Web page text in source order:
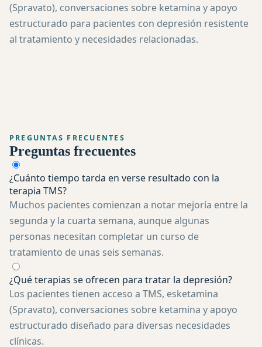
(Spravato), conversaciones sobre ketamina y apoyo
estructurado para pacientes con depresión resistente
al tratamiento y necesidades relacionadas.
PREGUNTAS FRECUENTES
Preguntas frecuentes
¿Cuánto tiempo tarda en verse resultado con la
terapia TMS?
Muchos pacientes comienzan a notar mejoría entre la
segunda y la cuarta semana, aunque algunas
personas necesitan completar un curso de
tratamiento de unas seis semanas.
¿Qué terapias se ofrecen para tratar la depresión?
Los pacientes tienen acceso a TMS, esketamina
(Spravato), conversaciones sobre ketamina y apoyo
estructurado diseñado para diversas necesidades
clínicas.